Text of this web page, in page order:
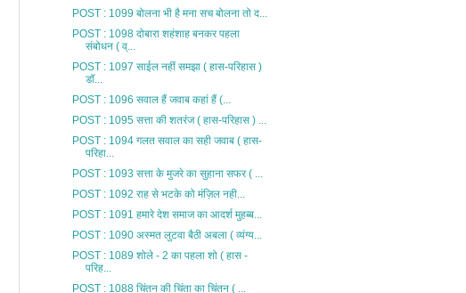
POST : 1099 बोलना भी है मना सच बोलना तो द...
POST : 1098 दोबारा शहंशाह बनकर पहला
संबोधन ( व्...
POST : 1097 साईल नहीं समझा ( हास-परिहास )
डॉ...
POST : 1096 सवाल हैं जवाब कहां हैं (...
POST : 1095 सत्ता की शतरंज ( हास-परिहास ) ...
POST : 1094 गलत सवाल का सही जवाब ( हास-
परिहा...
POST : 1093 सत्ता के मुजरे का सुहाना सफर ( ...
POST : 1092 राह से भटके को मंज़िल नही...
POST : 1091 हमारे देश समाज का आदर्श मुहब्ब...
POST : 1090 अस्मत लुटवा बैठी अबला ( व्यंग्य...
POST : 1089 शोले - 2 का पहला शो ( हास -
परिह...
POST : 1088 चिंतन की चिंता का चिंतन ( ...